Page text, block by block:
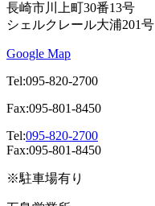
長崎市川上町30番13号
シェルクレール大浦201号
Google Map
Tel:095-820-2700
Fax:095-801-8450
Tel:095-820-2700
Fax:095-801-8450
※駐車場有り